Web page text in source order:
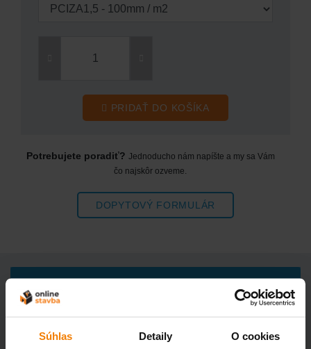
Súhlas Detaily O cookies
PRIDAŤ DO KOŠÍKA
Potrebujete poradiť? Jednoducho nám napíšte a my sa Vám
čo najskôr ozveme.
DOPYTOVÝ FORMULÁR
POPIS PRODUKTU
TECHNICKÉ ÚDAJE